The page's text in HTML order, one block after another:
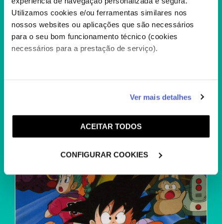
Utilizamos cookies e/ou ferramentas similares nos
nossos websites ou aplicações que são necessários
para o seu bom funcionamento técnico (cookies
necessários para a prestação de serviço).
este serviço às suas preferências e apresentar-lhe
funcionalidades (cookies de personalização e
funcionalidade) e adaptar anúncios aos seus interesses
(cookies de publicidade personalizada). Pode gerir a
Cookies".
Ver mais detalhes
ACEITAR TODOS
CONFIGURAR COOKIES
A FÁBRICA DOS SONHOS